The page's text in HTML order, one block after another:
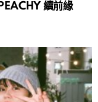
續前緣